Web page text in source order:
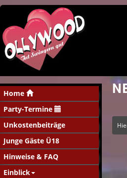
Home
Party-Termine
Unkostenbeiträge
Junge Gäste Ü18
Hinweise & FAQ
Einblick